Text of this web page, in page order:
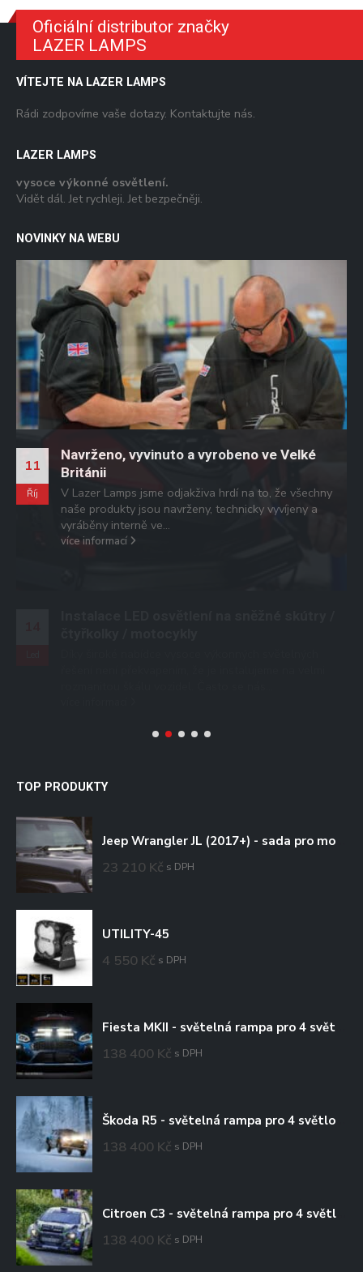
17
600 Kč
Oficiální distributor značky
LAZER LAMPS
VÍTEJTE NA LAZER LAMPS
Rádi zodpovíme vaše dotazy. Kontaktujte nás.
LAZER LAMPS
vysoce výkonné osvětlení.
Vidět dál. Jet rychleji. Jet bezpečněji.
NOVINKY NA WEBU
11
Říj
Navrženo, vyvinuto a vyrobeno ve Velké
Británii
V Lazer Lamps jsme odjakživa hrdí na to, že všechny
naše produkty jsou navrženy, technicky vyvíjeny a
vyráběny interně ve...
více informací
TOP PRODUKTY
23 210 Kč s DPH
UTILITY-45
4 550 Kč s DPH
138 400 Kč s DPH
138 400 Kč s DPH
138 400 Kč s DPH